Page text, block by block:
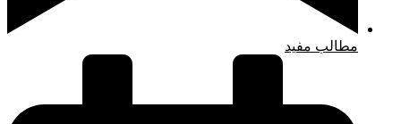
مطالب مفید